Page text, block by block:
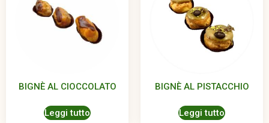
BIGNÈ AL CIOCCOLATO
Leggi tutto
BIGNÈ AL PISTACCHIO
Leggi tutto